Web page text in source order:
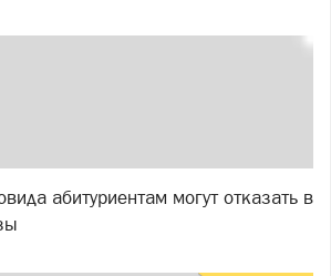
абитуриентам могут отказать в